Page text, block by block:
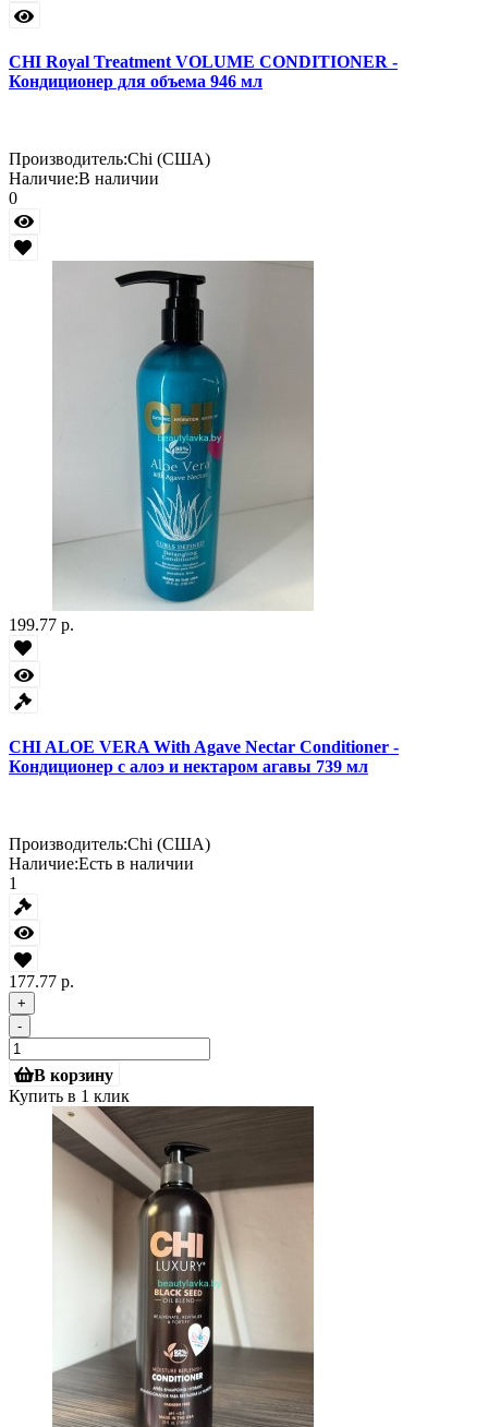
CHI Royal Treatment VOLUME CONDITIONER -
Кондиционер для объема 946 мл
Производитель:Chi (США)
Наличие:В наличии
0
199.77 р.
CHI ALOE VERA With Agave Nectar Conditioner -
Кондиционер с алоэ и нектаром агавы 739 мл
Производитель:Chi (США)
Наличие:Есть в наличии
1
177.77 р.
+
-
В корзину
Купить в 1 клик